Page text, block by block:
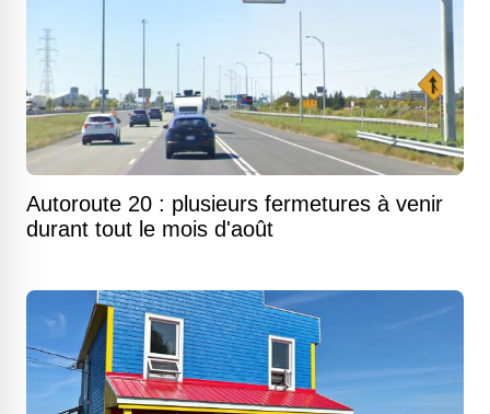
Autoroute 20 : plusieurs fermetures à venir
durant tout le mois d'août